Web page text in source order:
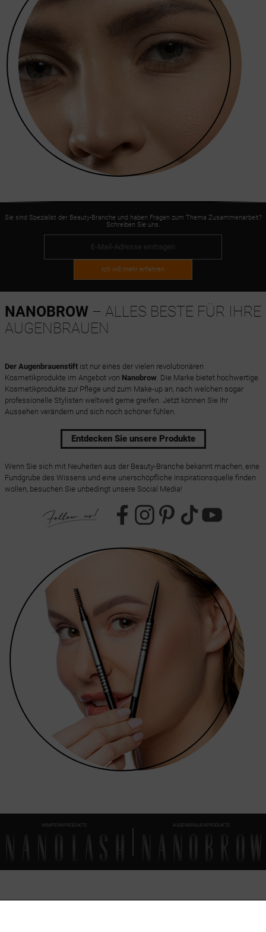
Sie sind Spezialist der Beauty-Branche und haben Fragen zum Thema Zusammenarbeit?
Schreiben Sie uns.
Ich will mehr erfahren
NANOBROW– ALLES BESTE FÜR IHRE
AUGENBRAUEN
Der Augenbrauenstiftist nur eines der vielen revolutionären
Kosmetikprodukte im Angebot von Nanobrow. Die Marke bietet hochwertige
Kosmetikprodukte zur Pflege und zum Make-up an, nach welchen sogar
professionelle Stylisten weltweit gerne greifen. Jetzt können Sie Ihr
Aussehen verändern und sich noch schöner fühlen.
Entdecken Sie unsere Produkte
Wenn Sie sich mit Neuheiten aus der Beauty-Branche bekannt machen, eine
Fundgrube des Wissens und eine unerschöpfliche Inspirationsquelle finden
wollen, besuchen Sie unbedingt unsere Social Media!
WIMPERNPRODUKTE AUGENBRAUENPRODUKTE